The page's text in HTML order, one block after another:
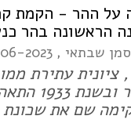
על ההר - הקמת
הראשונה בהר
שבתאי , 06-2023
ציונית עתירת
מסינגפור
שם את